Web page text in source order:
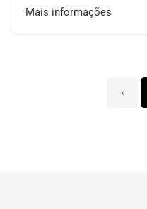
Mais informações
‹